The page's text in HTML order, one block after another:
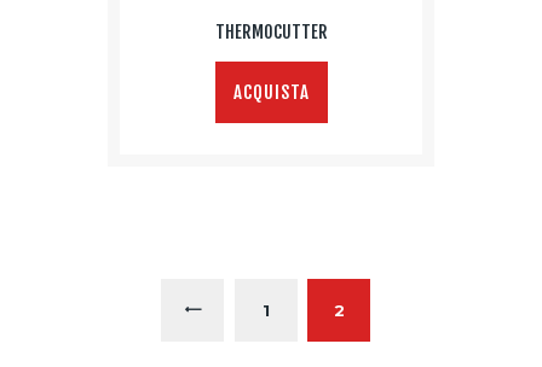
THERMOCUTTER
ACQUISTA
1 2